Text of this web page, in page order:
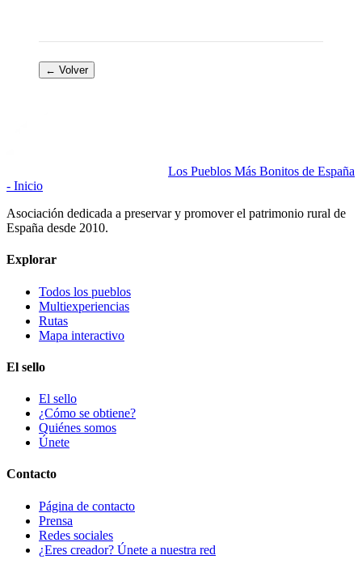
← Volver
Los Pueblos Más Bonitos de España
- Inicio
Asociación dedicada a preservar y promover el patrimonio rural de
España desde 2010.
Explorar
Todos los pueblos
Multiexperiencias
Rutas
Mapa interactivo
El sello
El sello
¿Cómo se obtiene?
Quiénes somos
Únete
Contacto
Página de contacto
Prensa
Redes sociales
¿Eres creador? Únete a nuestra red